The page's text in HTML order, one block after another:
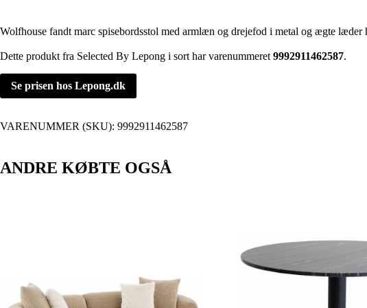
Wolfhouse fandt marc spisebordsstol med armlæn og drejefod i metal og ægte
Dette produkt fra Selected By Lepong i sort har varenummeret 9992911462587.
Se prisen hos Lepong.dk
VARENUMMER (SKU): 9992911462587
ANDRE KØBTE OGSÅ